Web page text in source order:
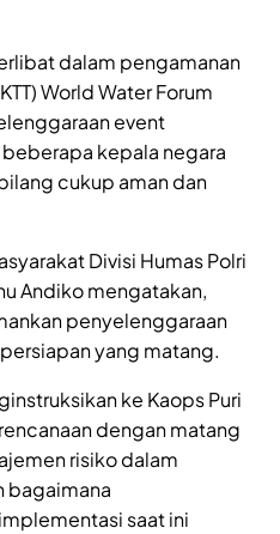
dalam pengamanan
World Water Forum
event
kepala negara
cukup aman dan
Divisi Humas Polri
Andiko mengatakan,
penyelenggaraan
yang matang.
ke Kaops Puri
dengan matang
risiko dalam
bagaimana
saat ini